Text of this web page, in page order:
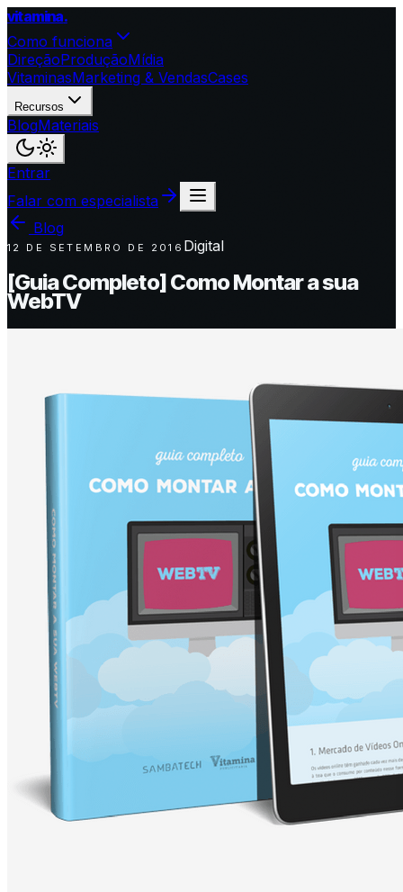
vitamina.
Como funciona
DireçãoProduçãoMídia
VitaminasMarketing & VendasCases
Recursos
BlogMateriais
Entrar
Falar com especialista
Blog
12 DE SETEMBRO DE 2016 Digital
[Guia Completo] Como Montar a sua
WebTV